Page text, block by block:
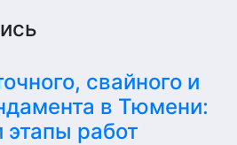
свайного и
в Тюмени:
этапы работ